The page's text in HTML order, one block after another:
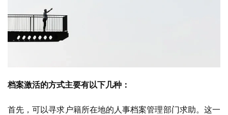
档案激活的方式主要有以下几种：
首先，可以寻求户籍所在地的人事档案管理部门求助。这一